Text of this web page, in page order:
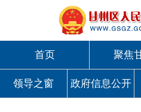
首页 聚焦
领导之窗 政府信息公开